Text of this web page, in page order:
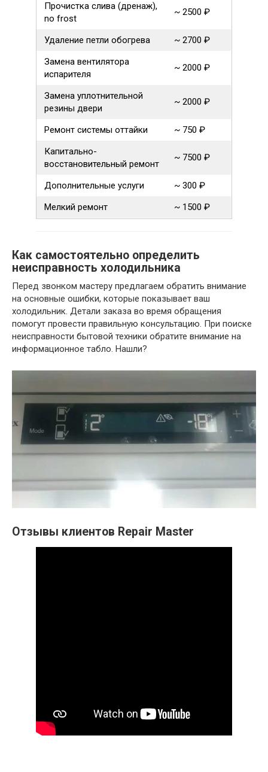
Прочистка слива (дренаж),
no frost
~ 2500 ₽
Удаление петли обогрева
~ 2700 ₽
Замена вентилятора
испарителя
~ 2000 ₽
Замена уплотнительной
резины двери
~ 2000 ₽
Ремонт системы оттайки
~ 750 ₽
Капитально-
восстановительный ремонт
~ 7500 ₽
Дополнительные услуги
~ 300 ₽
Мелкий ремонт
~ 1500 ₽
Как самостоятельно определить
неисправность холодильника
Перед звонком мастеру предлагаем обратить внимание
на основные ошибки, которые показывает ваш
холодильник. Детали заказа во время обращения
помогут провести правильную консультацию. При поиске
неисправности бытовой техники обратите внимание на
информационное табло. Нашли?
Отзывы клиентов Repair Master